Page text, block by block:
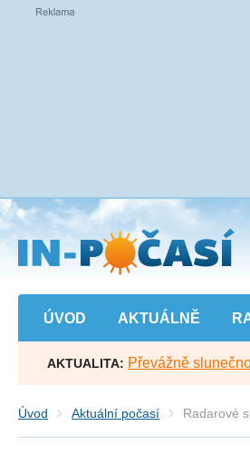
Přejít
na
hlavní
obsah
ÚVOD AKTUÁLNĚ
AKTUALITA: Převážně
Úvod Aktuální počasí Radarové